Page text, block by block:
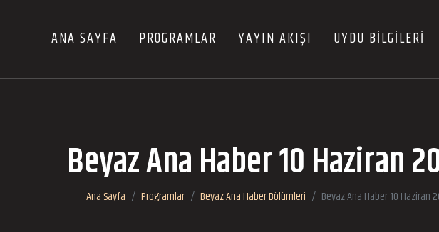
ANA SAYFA PROGRAMLAR YAYIN AKIŞI UYDU BİLGİLERİ
Beyaz Ana Haber 10 Haziran
Ana Sayfa Programlar Beyaz Ana Haber Bölümleri Beyaz Ana Haber 10 Haziran